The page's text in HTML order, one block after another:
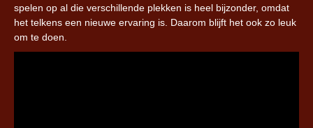
spelen op al die verschillende plekken is heel bijzonder, omdat
het telkens een nieuwe ervaring is. Daarom blijft het ook zo leuk
om te doen.